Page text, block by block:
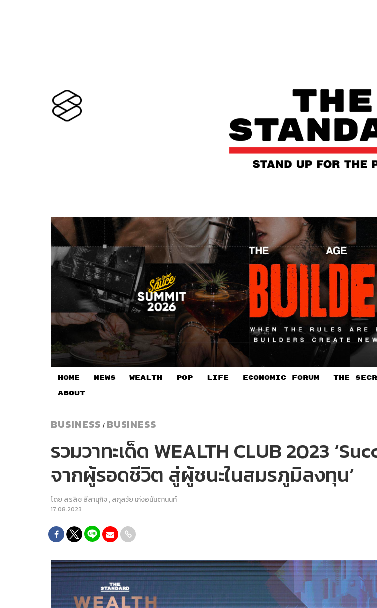
HOME NEWS WEALTH POP LIFE ECONOMIC FORUM THE
ABOUT
BUSINESS / BUSINESS
รวมวาทะเด็ด WEALTH CLUB 2023
จากผู้รอดชีวิต สู่ผู้ชนะในสมรภูมิลงทุน’
โดย สรสิช ลีลานุกิจ, สกุลชัย เก่งอนันตานนท์
17.08.2023